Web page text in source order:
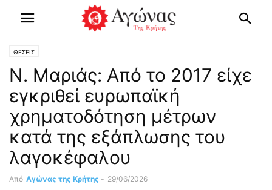
ΘΕΣΕΙΣ
Ν. Μαριάς: Από το 2017 είχε
εγκριθεί ευρωπαϊκή
χρηματοδότηση μέτρων
κατά της εξάπλωσης του
λαγοκέφαλου
Από Αγώνας της Κρήτης - 29/06/2026